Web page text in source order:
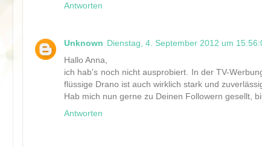
Antworten
Unknown Dienstag, 4. September 2012 um
Hallo Anna,
ich hab's noch nicht ausprobiert. In der TV-
flüssige Drano ist auch wirklich stark und
Hab mich nun gerne zu Deinen Followern gesellt,
Antworten